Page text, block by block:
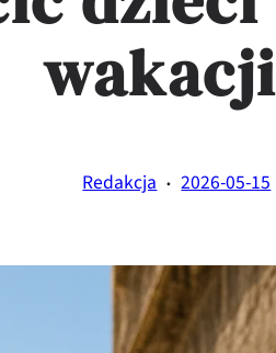
Redakcja · 2026-05-15